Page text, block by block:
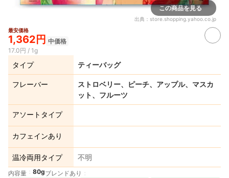
この商品を見る
出典： store.shopping.yahoo.co.jp
最安価格
1,362円 中価格
17.0円 / 1g
タイプ ティーバッグ
フレーバー
ストロベリー、ピーチ、アップル、マスカ
ット、フルーツ
アソートタイプ
カフェインあり
温冷両用タイプ 不明
内容量 80gブレンドあり